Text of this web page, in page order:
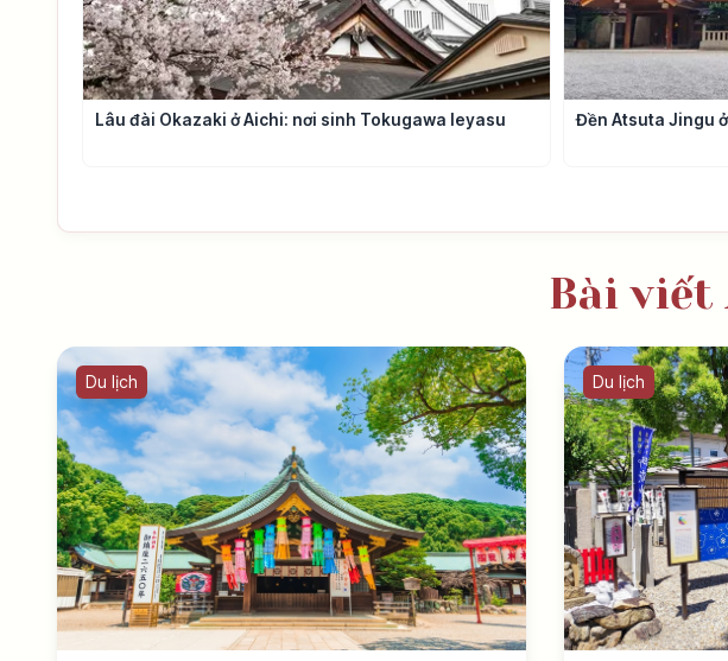
Lâu đài Okazaki ở Aichi: nơi sinh Tokugawa Ieyasu Đền Atsuta Jingu
Bài
Du lịch Du lịch